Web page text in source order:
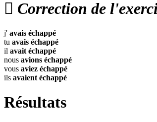
 Correction de
j' avais échappé
tu avais échappé
il avait échappé
nous avions échappé
vous aviez échappé
ils avaient échappé
Résultats